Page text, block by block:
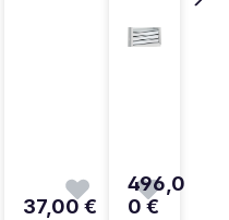
37,00 €
496,0
0 €